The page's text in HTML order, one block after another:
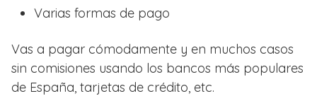
Varias formas de pago
Vas a pagar cómodamente y en muchos casos
sin comisiones usando los bancos más populares
de España, tarjetas de crédito, etc.